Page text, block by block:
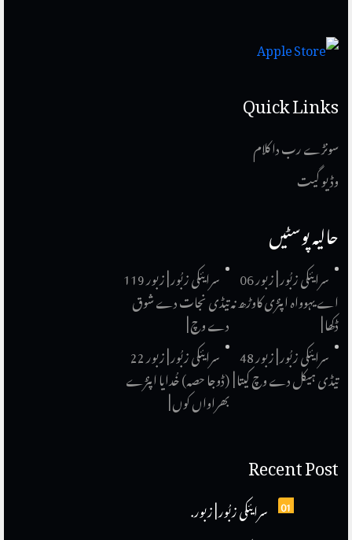
Quick Links
سونڑے رب دا کلام
وڈیو گیت
حالیہ پوسٹیں
سرایئکی زبُور | زبور 119
تیڈی نجات دے شوق
دے وچ |
سرایئکی زبُور | زبور 06
اے یہوواہ اپنڑی کاوڑھ نہ
ڈکھا |
سرایئکی زبُور | زبور 22
(ڈوجا حصہ) خُدایا اپنڑے
بھراواں کوں |
سرایئکی زبُور | زبور 48
تیڈی ہیکل دے وچ کیتا |
Recent Post
01 سرایئکی زبُور | زبور.